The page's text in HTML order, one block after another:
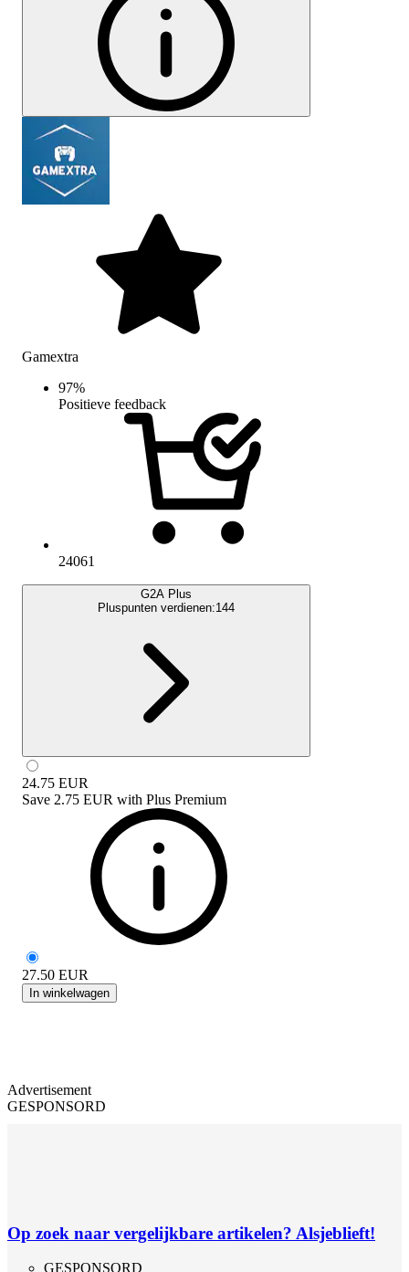
Gamextra
97%
Positieve feedback
24061
G2A Plus
Pluspunten verdienen:144
24.75 EUR
Save 2.75 EUR with Plus Premium
27.50 EUR
In winkelwagen
Advertisement
GESPONSORD
Op zoek naar vergelijkbare artikelen? Alsjeblieft!
GESPONSORD